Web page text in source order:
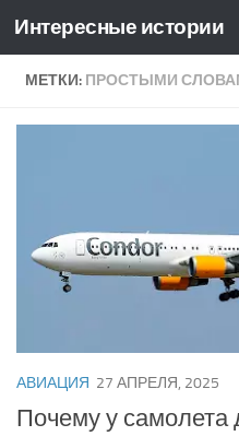
Skip to content
Интересные истории
МЕТКИ: ПРОСТЫМИ
АВИАЦИЯ 27 АПРЕЛЯ, 2025
Почему у самолета